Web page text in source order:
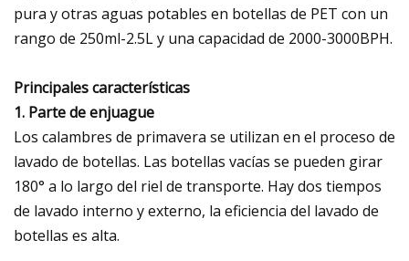
pura y otras aguas potables en botellas de PET con un
rango de 250ml-2.5L y una capacidad de 2000-3000BPH.
Principales características
1. Parte de enjuague
Los calambres de primavera se utilizan en el proceso de
lavado de botellas. Las botellas vacías se pueden girar
180° a lo largo del riel de transporte. Hay dos tiempos
de lavado interno y externo, la eficiencia del lavado de
botellas es alta.